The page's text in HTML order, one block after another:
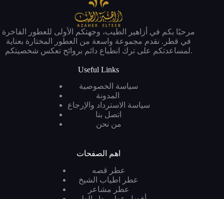
مرحبًا بكم في أزاهير الطيب، وجهتكم الأولى للعطور الفاخرة
في قطر. نقدم مجموعة واسعة من العطور المختارة بعناية
لمساعدتكم على ترك انطباع دائم بروائح تعكس شخصيتكم.
Useful Links
سياسة الخصوصية
سياسة الاسترداد والإرجاع
اتصل بنا
من نحن
اهم الصفحات
عطر قصه
عطر اطياب الشيخ
عطر مشاعر